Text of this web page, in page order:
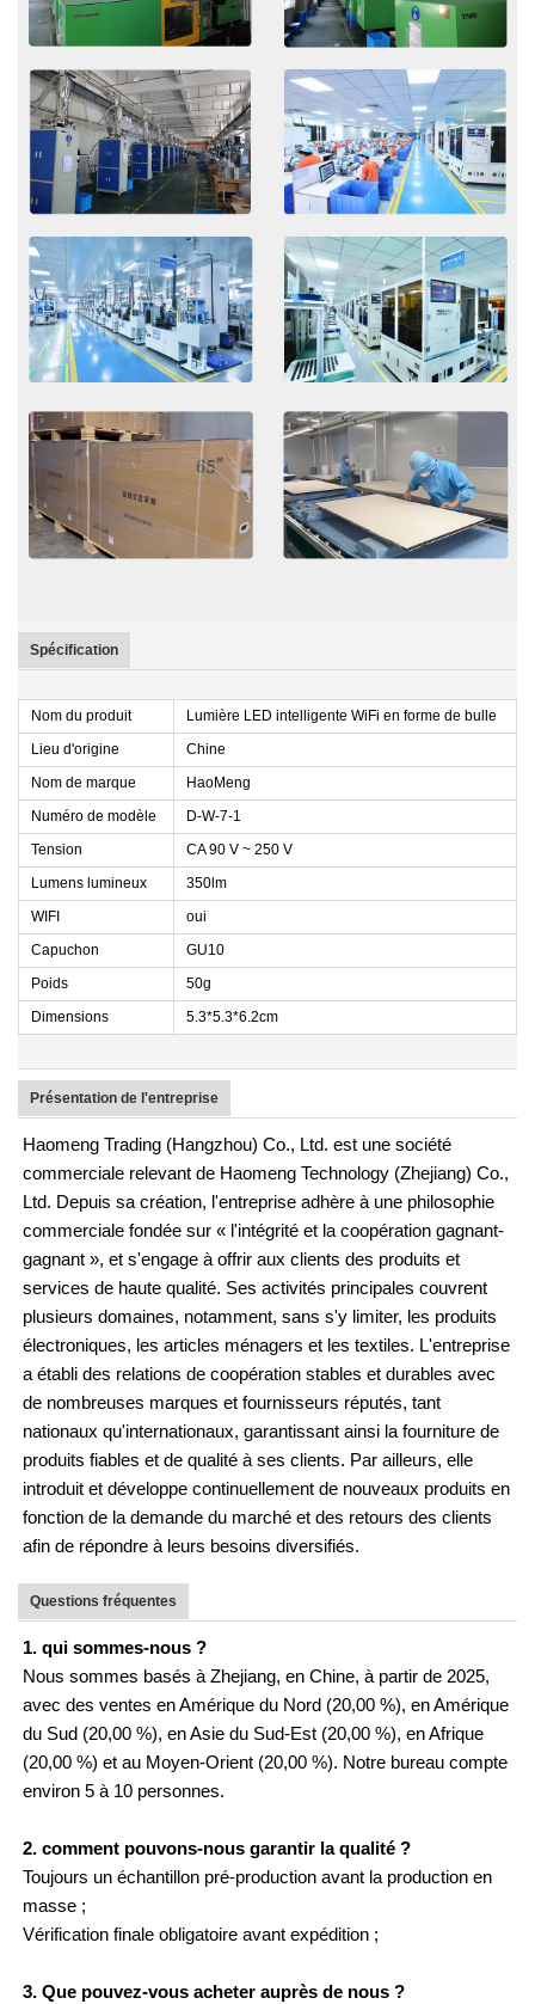
Spécification
Nom du produit
Lumière LED intelligente WiFi en forme de bulle
Lieu d'origine
Chine
Nom de marque
HaoMeng
Numéro de modèle
D-W-7-1
Tension
CA 90 V ~ 250 V
Lumens lumineux
350lm
WIFI
oui
Capuchon
GU10
Poids
50g
Dimensions
5.3*5.3*6.2cm
Présentation de l'entreprise
Haomeng Trading (Hangzhou) Co., Ltd. est une société
commerciale relevant de Haomeng Technology (Zhejiang) Co.,
Ltd. Depuis sa création, l'entreprise adhère à une philosophie
commerciale fondée sur « l'intégrité et la coopération gagnant-
gagnant », et s'engage à offrir aux clients des produits et
services de haute qualité. Ses activités principales couvrent
plusieurs domaines, notamment, sans s'y limiter, les produits
électroniques, les articles ménagers et les textiles. L'entreprise
a établi des relations de coopération stables et durables avec
de nombreuses marques et fournisseurs réputés, tant
nationaux qu'internationaux, garantissant ainsi la fourniture de
produits fiables et de qualité à ses clients. Par ailleurs, elle
introduit et développe continuellement de nouveaux produits en
fonction de la demande du marché et des retours des clients
afin de répondre à leurs besoins diversifiés.
Questions fréquentes
1. qui sommes-nous ?
Nous sommes basés à Zhejiang, en Chine, à partir de 2025,
avec des ventes en Amérique du Nord (20,00 %), en Amérique
du Sud (20,00 %), en Asie du Sud-Est (20,00 %), en Afrique
(20,00 %) et au Moyen-Orient (20,00 %). Notre bureau compte
environ 5 à 10 personnes.
2. comment pouvons-nous garantir la qualité ?
Toujours un échantillon pré-production avant la production en
masse ;
Vérification finale obligatoire avant expédition ;
3. Que pouvez-vous acheter auprès de nous ?